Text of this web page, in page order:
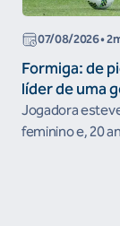
07/08/2026•
Formiga: de
líder de uma
Jogadora
feminino e, 20